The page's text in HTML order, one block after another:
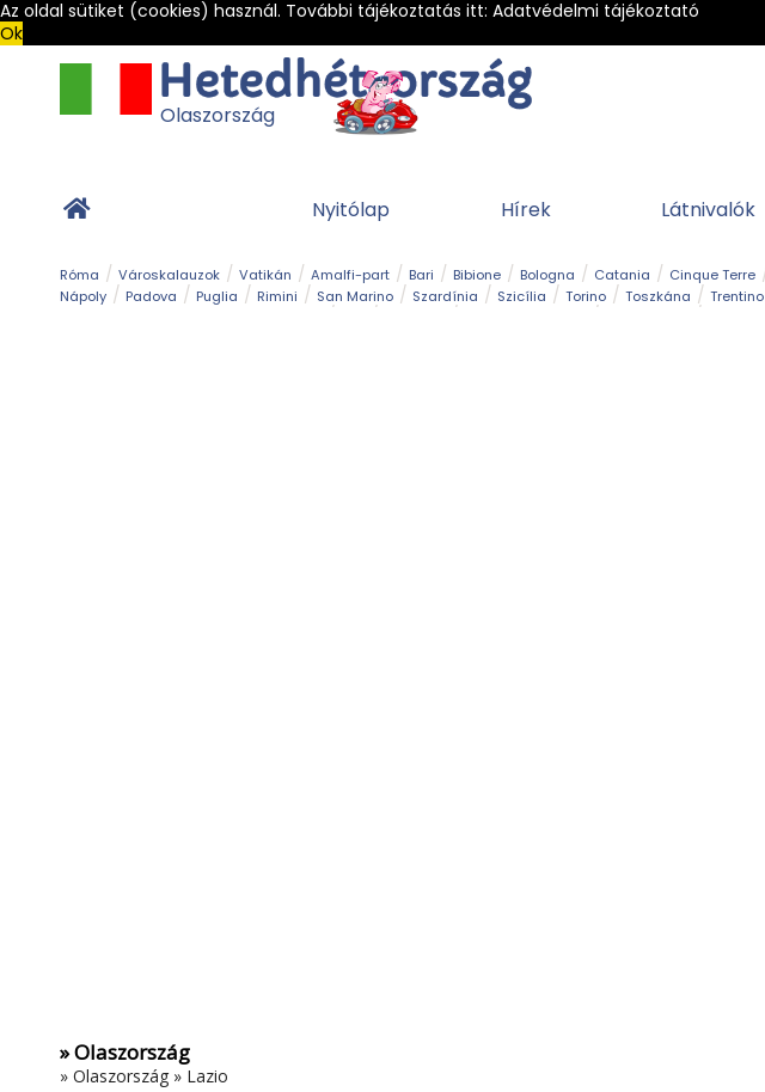
Az oldal sütiket (cookies) használ. További tájékoztatás itt: Adatvédelmi tájékoztató
Ok
Olaszország
Nyitólap Hírek Látnivalók
Róma Városkalauzok Vatikán Amalfi-part Bari Bibione Bologna Catania Cinque Terre
Nápoly
Padova Puglia Rimini San Marino Szardínia Szicília Torino Toszkána Trentino
» Olaszország
» Olaszország » Lazio